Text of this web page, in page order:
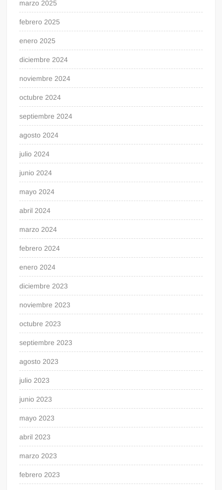
marzo 2025
febrero 2025
enero 2025
diciembre 2024
noviembre 2024
octubre 2024
septiembre 2024
agosto 2024
julio 2024
junio 2024
mayo 2024
abril 2024
marzo 2024
febrero 2024
enero 2024
diciembre 2023
noviembre 2023
octubre 2023
septiembre 2023
agosto 2023
julio 2023
junio 2023
mayo 2023
abril 2023
marzo 2023
febrero 2023